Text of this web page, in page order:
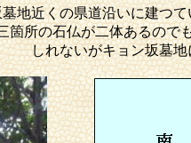
地近くの県道沿いに建つ
箇所の石仏が二体あるので
しれないがキョン坂墓